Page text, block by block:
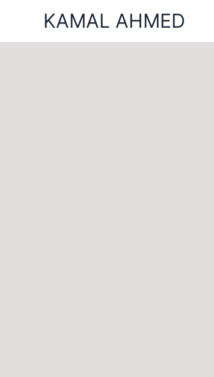
KAMAL AHMED